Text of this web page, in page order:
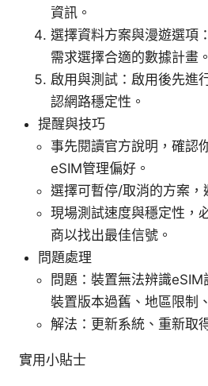
資訊。
選擇資料方案與漫遊選項
需求選擇合適的數據計畫。
啟用與測試：啟用後先進
認網路穩定性。
提醒與技巧
事先閱讀官方說明，確認
eSIM管理偏好。
選擇可暫停/取消的方案，
現場測試速度與穩定性，
商以找出最佳信號。
問題處理
問題：裝置無法辨識eSIM
裝置版本過舊、地區限制
解法：更新系統、重新取
實用小貼士